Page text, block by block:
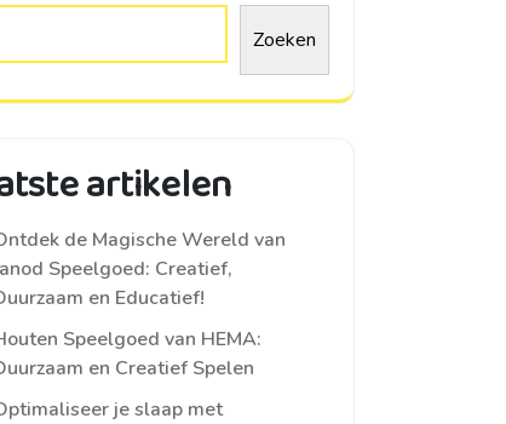
Zoeken
artikelen
de Magische Wereld van
Speelgoed: Creatief,
en Educatief!
Speelgoed van HEMA:
en Creatief Spelen
je slaap met